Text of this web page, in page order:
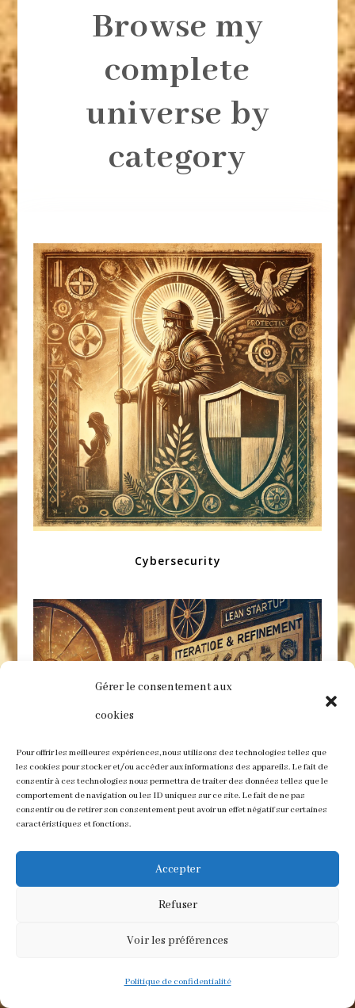
Gérer le consentement aux
cookies
Pour offrir les meilleures expériences, nous utilisons des technologies telles que
les cookies pour stocker et/ou accéder aux informations des appareils. Le fait de
consentir à ces technologies nous permettra de traiter des données telles que le
comportement de navigation ou les ID uniques sur ce site. Le fait de ne pas
consentir ou de retirer son consentement peut avoir un effet négatif sur certaines
caractéristiques et fonctions.
Accepter
Refuser
Voir les préférences
Politique de confidentialité
Browse my
complete
universe by
category
Cybersecurity